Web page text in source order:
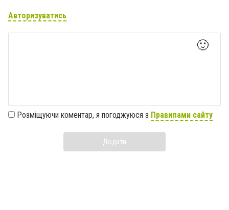
Авторизуватись
🙂
Розміщуючи коментар, я погоджуюся з Правилами сайту
Додати